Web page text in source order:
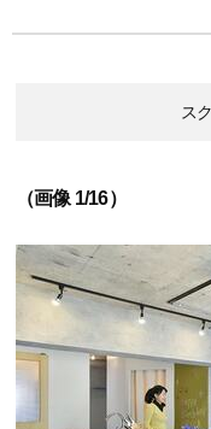
ス
（画像 1/16）